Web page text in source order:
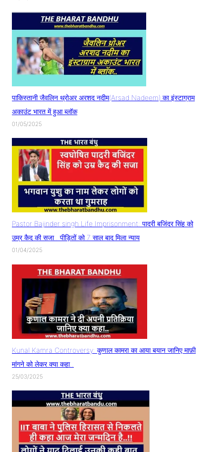
पाकिस्तानी जैवलिन थ्रोअर अरशद नदीम(Arsad Nadeem) का इंस्टाग्राम
अकाउंट भारत में हुआ ब्लॉक
01/05/2025
Pastor Bajinder singh Life Imprisonment: पादरी बजिंदर सिंह को
उम्र कैद की सजा.. पीड़ितों को 7 साल बाद मिला न्याय
01/04/2025
Kunal Kamra Controversy: कुणाल कामरा का आया बयान जानिए माफ़ी
मांगने को लेकर क्या कहा..
25/03/2025